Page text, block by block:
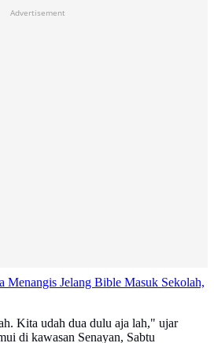
Advertisement
Menangis Jelang Bible Masuk Sekolah,
Kita udah dua dulu aja lah," ujar
di kawasan Senayan, Sabtu